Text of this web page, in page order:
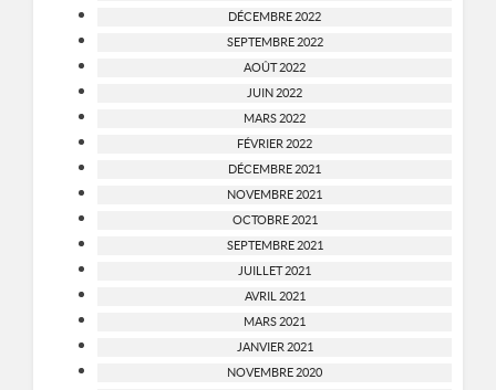
DÉCEMBRE 2022
SEPTEMBRE 2022
AOÛT 2022
JUIN 2022
MARS 2022
FÉVRIER 2022
DÉCEMBRE 2021
NOVEMBRE 2021
OCTOBRE 2021
SEPTEMBRE 2021
JUILLET 2021
AVRIL 2021
MARS 2021
JANVIER 2021
NOVEMBRE 2020